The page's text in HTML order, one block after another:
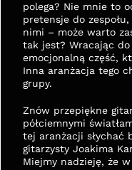
polega? Nie mnie to
pretensje do
nimi – może warto
tak jest? Wracając
emocjonalną część,
Inna aranżacja tego
grupy.
Znów przepiękne
półciemnymi
tej aranżacji słychać
gitarzysty Joakima
Miejmy nadzieję, że